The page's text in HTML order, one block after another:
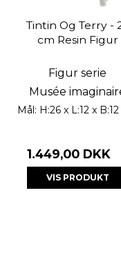
Tintin Og Terry -
cm Resin Figur
Figur serie
Musée
Mål: H:26 x L:12 x
1.449,00 DKK
VIS PRODUKT